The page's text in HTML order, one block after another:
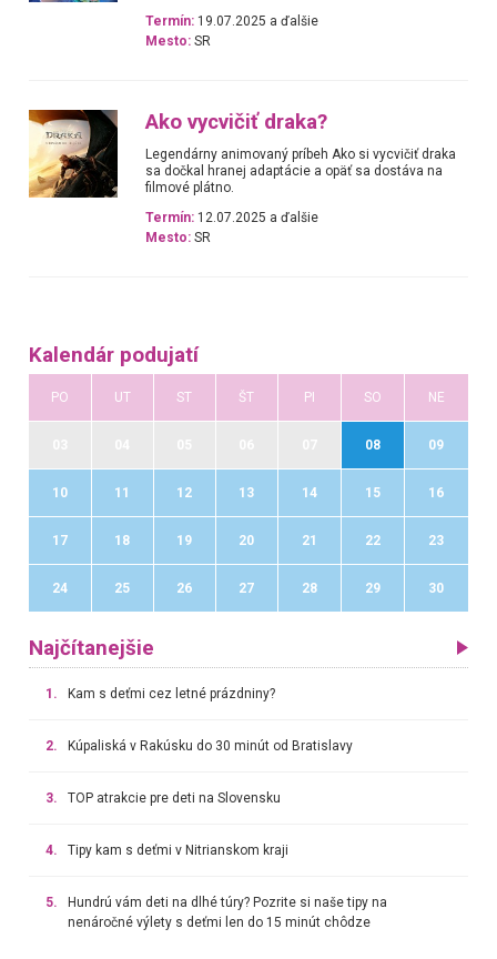
Termín: 19.07.2025 a ďalšie
Mesto: SR
Ako vycvičiť draka?
Legendárny animovaný príbeh Ako si vycvičiť draka
sa dočkal hranej adaptácie a opäť sa dostáva na
filmové plátno.
Termín: 12.07.2025 a ďalšie
Mesto: SR
Kalendár podujatí
PO UT ST ŠT PI SO NE
08 09
10 11 12 13 14 15 16
17 18 19 20 21 22 23
24 25 26 27 28 29 30
Najčítanejšie
1. Kam s deťmi cez letné prázdniny?
2. Kúpaliská v Rakúsku do 30 minút od Bratislavy
3. TOP atrakcie pre deti na Slovensku
4. Tipy kam s deťmi v Nitrianskom kraji
5.
Hundrú vám deti na dlhé túry? Pozrite si naše tipy na
nenáročné výlety s deťmi len do 15 minút chôdze